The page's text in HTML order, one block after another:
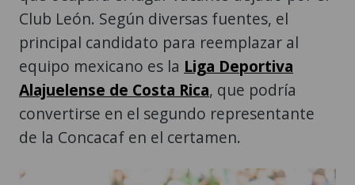
Club León. Según diversas fuentes, el
principal candidato para reemplazar al
equipo mexicano es la Liga Deportiva
Alajuelense de Costa Rica, que podría
convertirse en el segundo representante
de la Concacaf en el certamen.